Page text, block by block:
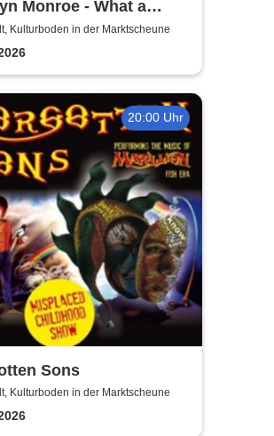
Monroe - What a
Dream | Fränkischer
Kulturboden in der Marktscheune
20:00 Uhr
Sons
Kulturboden in der Marktscheune